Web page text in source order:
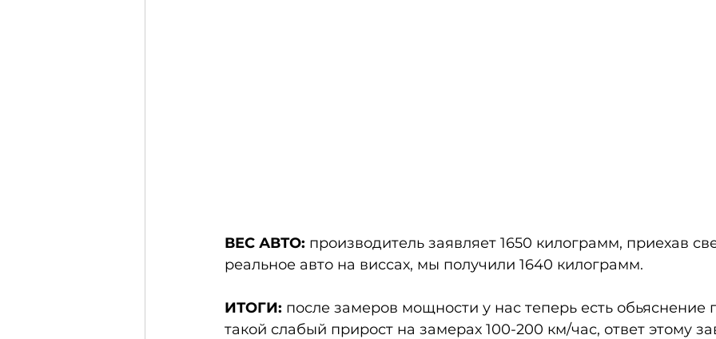
ВЕС АВТО: производитель заявляет 1650 килограмм, приехав
реальное авто на виссах, мы получили 1640 килограмм.
ИТОГИ: после замеров мощности у нас теперь есть обьяснение
такой слабый прирост на замерах 100-200 км/час, ответ этому